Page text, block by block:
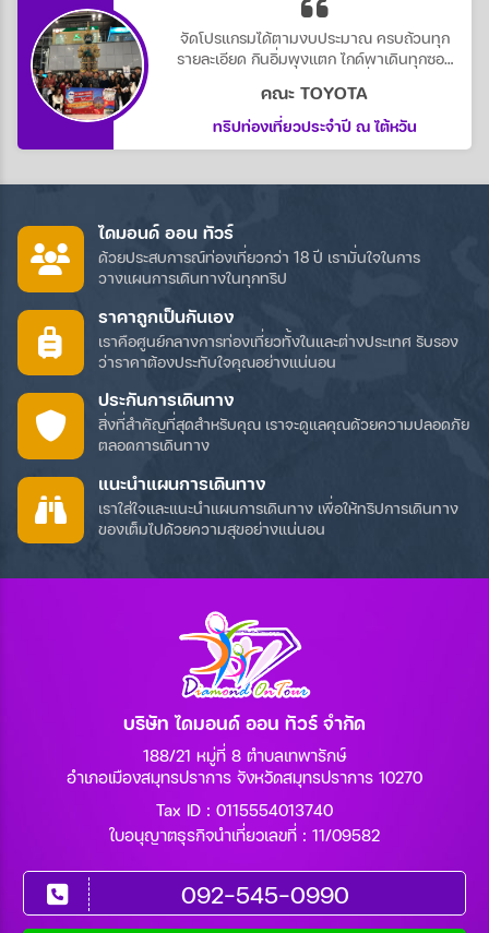
จัดโปรแกรมได้ตามงบประมาณ ครบถ้วนทุก
รายละเอียด กินอิ่มพุงแตก ไกด์พาเดินทุกซอก
ทัวร์ก้อน่ารักดูแลยันไปซื้อผ้าอนามัยให้ ใช้บริการ
กันยาว ๆไปเลยค่ะ
คณะ TOYOTA
ทริปท่องเที่ยวประจำปี ณ ไต้หวัน
ไดมอนด์ ออน ทัวร์
ด้วยประสบการณ์ท่องเที่ยวกว่า 18 ปี เรามั่นใจในการ
วางแผนการเดินทางในทุกทริป
ราคาถูกเป็นกันเอง
เราคือศูนย์กลางการท่องเที่ยวทั้งในและต่างประเทศ รับรอง
ว่าราคาต้องประทับใจคุณอย่างแน่นอน
ประกันการเดินทาง
สิ่งที่สำคัญที่สุดสำหรับคุณ เราจะดูแลคุณด้วยความปลอดภัย
ตลอดการเดินทาง
แนะนำแผนการเดินทาง
เราใส่ใจและแนะนำแผนการเดินทาง เพื่อให้ทริปการเดินทาง
ของเต็มไปด้วยความสุขอย่างแน่นอน
บริษัท ไดมอนด์ ออน ทัวร์ จำกัด
188/21 หมู่ที่ 8 ตำบลเทพารักษ์
อำเภอเมืองสมุทรปราการ จังหวัดสมุทรปราการ 10270
Tax ID : 0115554013740
ใบอนุญาตธุรกิจนำเที่ยวเลขที่ : 11/09582
092-545-0990